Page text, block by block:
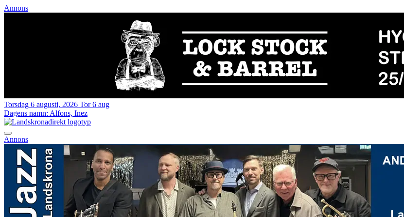
Annons
Torsdag 6 augusti, 2026 Tor 6 aug
Dagens namn: Alfons, Inez
Annons